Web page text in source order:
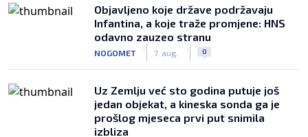
Objavljeno koje države podržavaju
Infantina, a koje traže promjene: HNS
odavno zauzeo stranu
NOGOMET
|
7. aug.
| 0
Uz Zemlju već sto godina putuje još
jedan objekat, a kineska sonda ga je
prošlog mjeseca prvi put snimila
izbliza